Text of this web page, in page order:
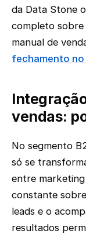
da Data Stone
completo sobre
manual de
fechamento no
vendas:
No segmento
só se
entre marketing
constante
leads e o
resultados